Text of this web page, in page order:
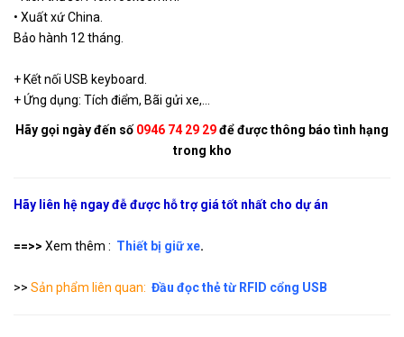
GP90
• Xuất xứ China.
Bảo hành 12 tháng.
+ Kết nối USB keyboard.
+ Ứng dụng: Tích điểm, Bãi gửi xe,…
Hãy gọi ngày đến số0946 74 29 29để được thông báo tình hạng
trong kho
Hãy liên hệ ngay đễ được hỗ trợ giá tốt nhất cho dự án
==>> Xem thêm : Thiết bị giữ xe.
>> Sản phẩm liên quan: Đầu đọc thẻ từ RFID cổng USB